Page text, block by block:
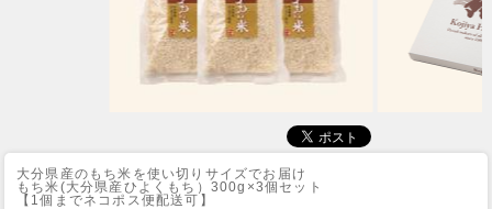
大分県産のもち米を使い切りサイズでお届け
もち米(大分県産ひよくもち）300g×3個セット
【1個までネコポス便配送可】